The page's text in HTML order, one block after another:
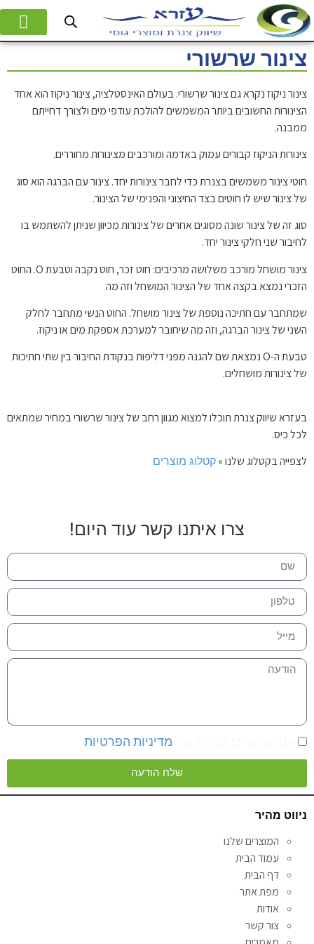
צינור שרשורי
צינור ניקוז נקרא גם צינור שרשורי. בעולם האינסטלציה, צינור ניקוז הוא אחד
הצינורות החשובים ביותר המשמשים להולכת עודפי מים ולצורך דחייתם
ממבנה.
צינורות הניקוז קבורים עמוק באדמה ומורכבים מצינורות מחוררים.
חוטי צינור משמשים בצנרת כדי לחבר צינורות יחד. צינור עם הברגה הוא סוג
של צינור שיש לו חוטים בצד החיצוני והפנימי של הצינור.
סוג זה של צינור שונה מסוגים אחרים של צינורות מכיוון שניתן להשתמש בו
לחיבור שני חלקי צינור יחד.
צינור מושחל מורכב משלושה מרכיבים: חוט זכר, חוט נקבה וטבעת O. החוט
הזכרי נמצא בקצה אחד של הצינור המושחל וזה מה
שמתחבר עם חתיכה נוספת של צינור מושחל. החוט הנשי מתחבר לחלק
השני של צינור הברגה, וזה מה שיחובר למערכת אספקת מים או ניקוז.
טבעת ה-O נמצאת שם להגנה מפני דליפות בנקודת החיבור בין שתי חתיכות
של צינורות מושחלים.
בעזרא שיווק צנרת תוכלו למצוא מגוון רחב של צינור שרשורי במחיר שמתאים
לכל כיס.
לצפייה בקטלוג שלנו »קטלוג מוצרים
צרו איתנו קשר עוד היום!
מדיניות הפרטיות
שלח הודעה
Alternative:
ניווט מהיר
המוצרים שלנו
עמוד הבית
דף הבית
מפת אתר
אודות
צור קשר